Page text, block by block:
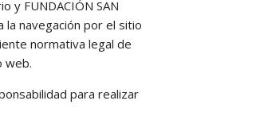
y FUNDACIÓN SAN
la navegación por el sitio
normativa legal de
web.
para realizar